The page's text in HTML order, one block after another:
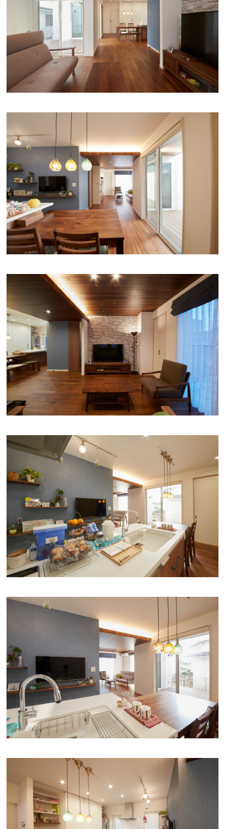
KATSUMIの
採用情報
家づくりサポート
土地の上手な探し方
家づくりの資金計画
設計・施工品質管理
検査・アフターメンテナンス
家づくりのスケジュール
よくあるご質問 店舗紹介
プライバシー
ポリシー
ソーシャルメディアポリ
シー
サイトマップ
MENU